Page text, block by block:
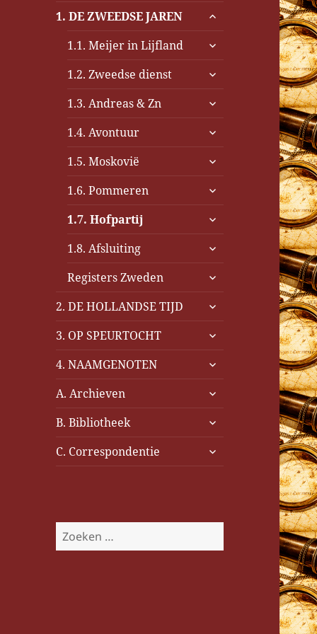
1. DE ZWEEDSE JAREN
submenu
1.1. Meijer in Lijfland
submenu
1.2. Zweedse dienst
submenu
1.3. Andreas & Zn
submenu
1.4. Avontuur
submenu
1.5. Moskovië
submenu
1.6. Pommeren
submenu
1.7. Hofpartij
submenu
1.8. Afsluiting
submenu
Registers Zweden
submenu
2. DE HOLLANDSE TIJD
submenu
3. OP SPEURTOCHT
submenu
4. NAAMGENOTEN
submenu
A. Archieven
submenu
B. Bibliotheek
submenu
C. Correspondentie
submenu
Z
o